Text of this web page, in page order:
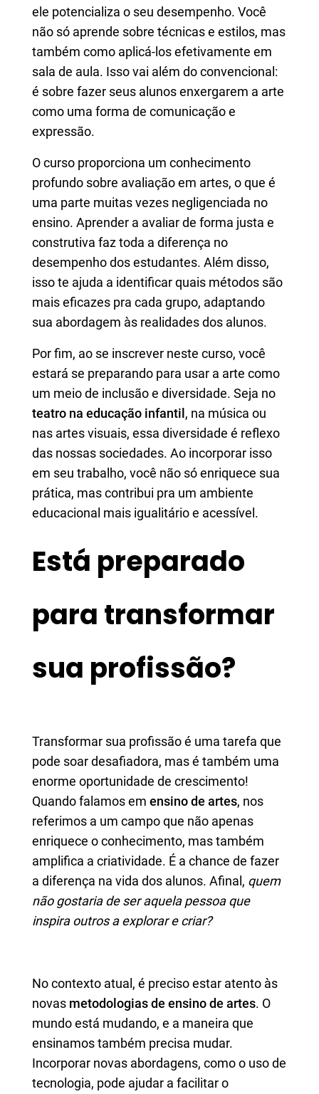
ele potencializa o seu desempenho. Você
não só aprende sobre técnicas e estilos, mas
também como aplicá-los efetivamente em
sala de aula. Isso vai além do convencional:
é sobre fazer seus alunos enxergarem a arte
como uma forma de comunicação e
expressão.
O curso proporciona um conhecimento
profundo sobre avaliação em artes, o que é
uma parte muitas vezes negligenciada no
ensino. Aprender a avaliar de forma justa e
construtiva faz toda a diferença no
desempenho dos estudantes. Além disso,
isso te ajuda a identificar quais métodos são
mais eficazes pra cada grupo, adaptando
sua abordagem às realidades dos alunos.
Por fim, ao se inscrever neste curso, você
estará se preparando para usar a arte como
um meio de inclusão e diversidade. Seja no
teatro na educação infantil, na música ou
nas artes visuais, essa diversidade é reflexo
das nossas sociedades. Ao incorporar isso
em seu trabalho, você não só enriquece sua
prática, mas contribui pra um ambiente
educacional mais igualitário e acessível.
Está preparado
para transformar
sua profissão?
Transformar sua profissão é uma tarefa que
pode soar desafiadora, mas é também uma
enorme oportunidade de crescimento!
Quando falamos em ensino de artes, nos
referimos a um campo que não apenas
enriquece o conhecimento, mas também
amplifica a criatividade. É a chance de fazer
a diferença na vida dos alunos. Afinal, quem
não gostaria de ser aquela pessoa que
inspira outros a explorar e criar?
No contexto atual, é preciso estar atento às
novas metodologias de ensino de artes. O
mundo está mudando, e a maneira que
ensinamos também precisa mudar.
Incorporar novas abordagens, como o uso de
tecnologia, pode ajudar a facilitar o